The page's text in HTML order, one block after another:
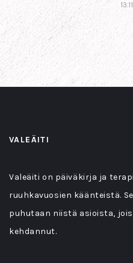
VALEÄITI
Valeäiti on päiväkirja ja
ruuhkavuosien käänteistä.
puhutaan niistä asioista,
kehdannut.